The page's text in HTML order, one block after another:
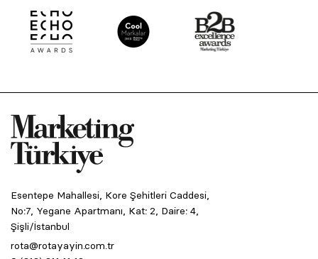
Esentepe Mahallesi, Kore Şehitleri Caddesi,
No:7, Yegane Apartmanı, Kat: 2, Daire: 4,
Şişli/İstanbul
rota@rotayayin.com.tr